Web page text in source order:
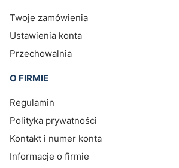
Twoje zamówienia
Ustawienia konta
Przechowalnia
O FIRMIE
Regulamin
Polityka prywatności
Kontakt i numer konta
Informacje o firmie